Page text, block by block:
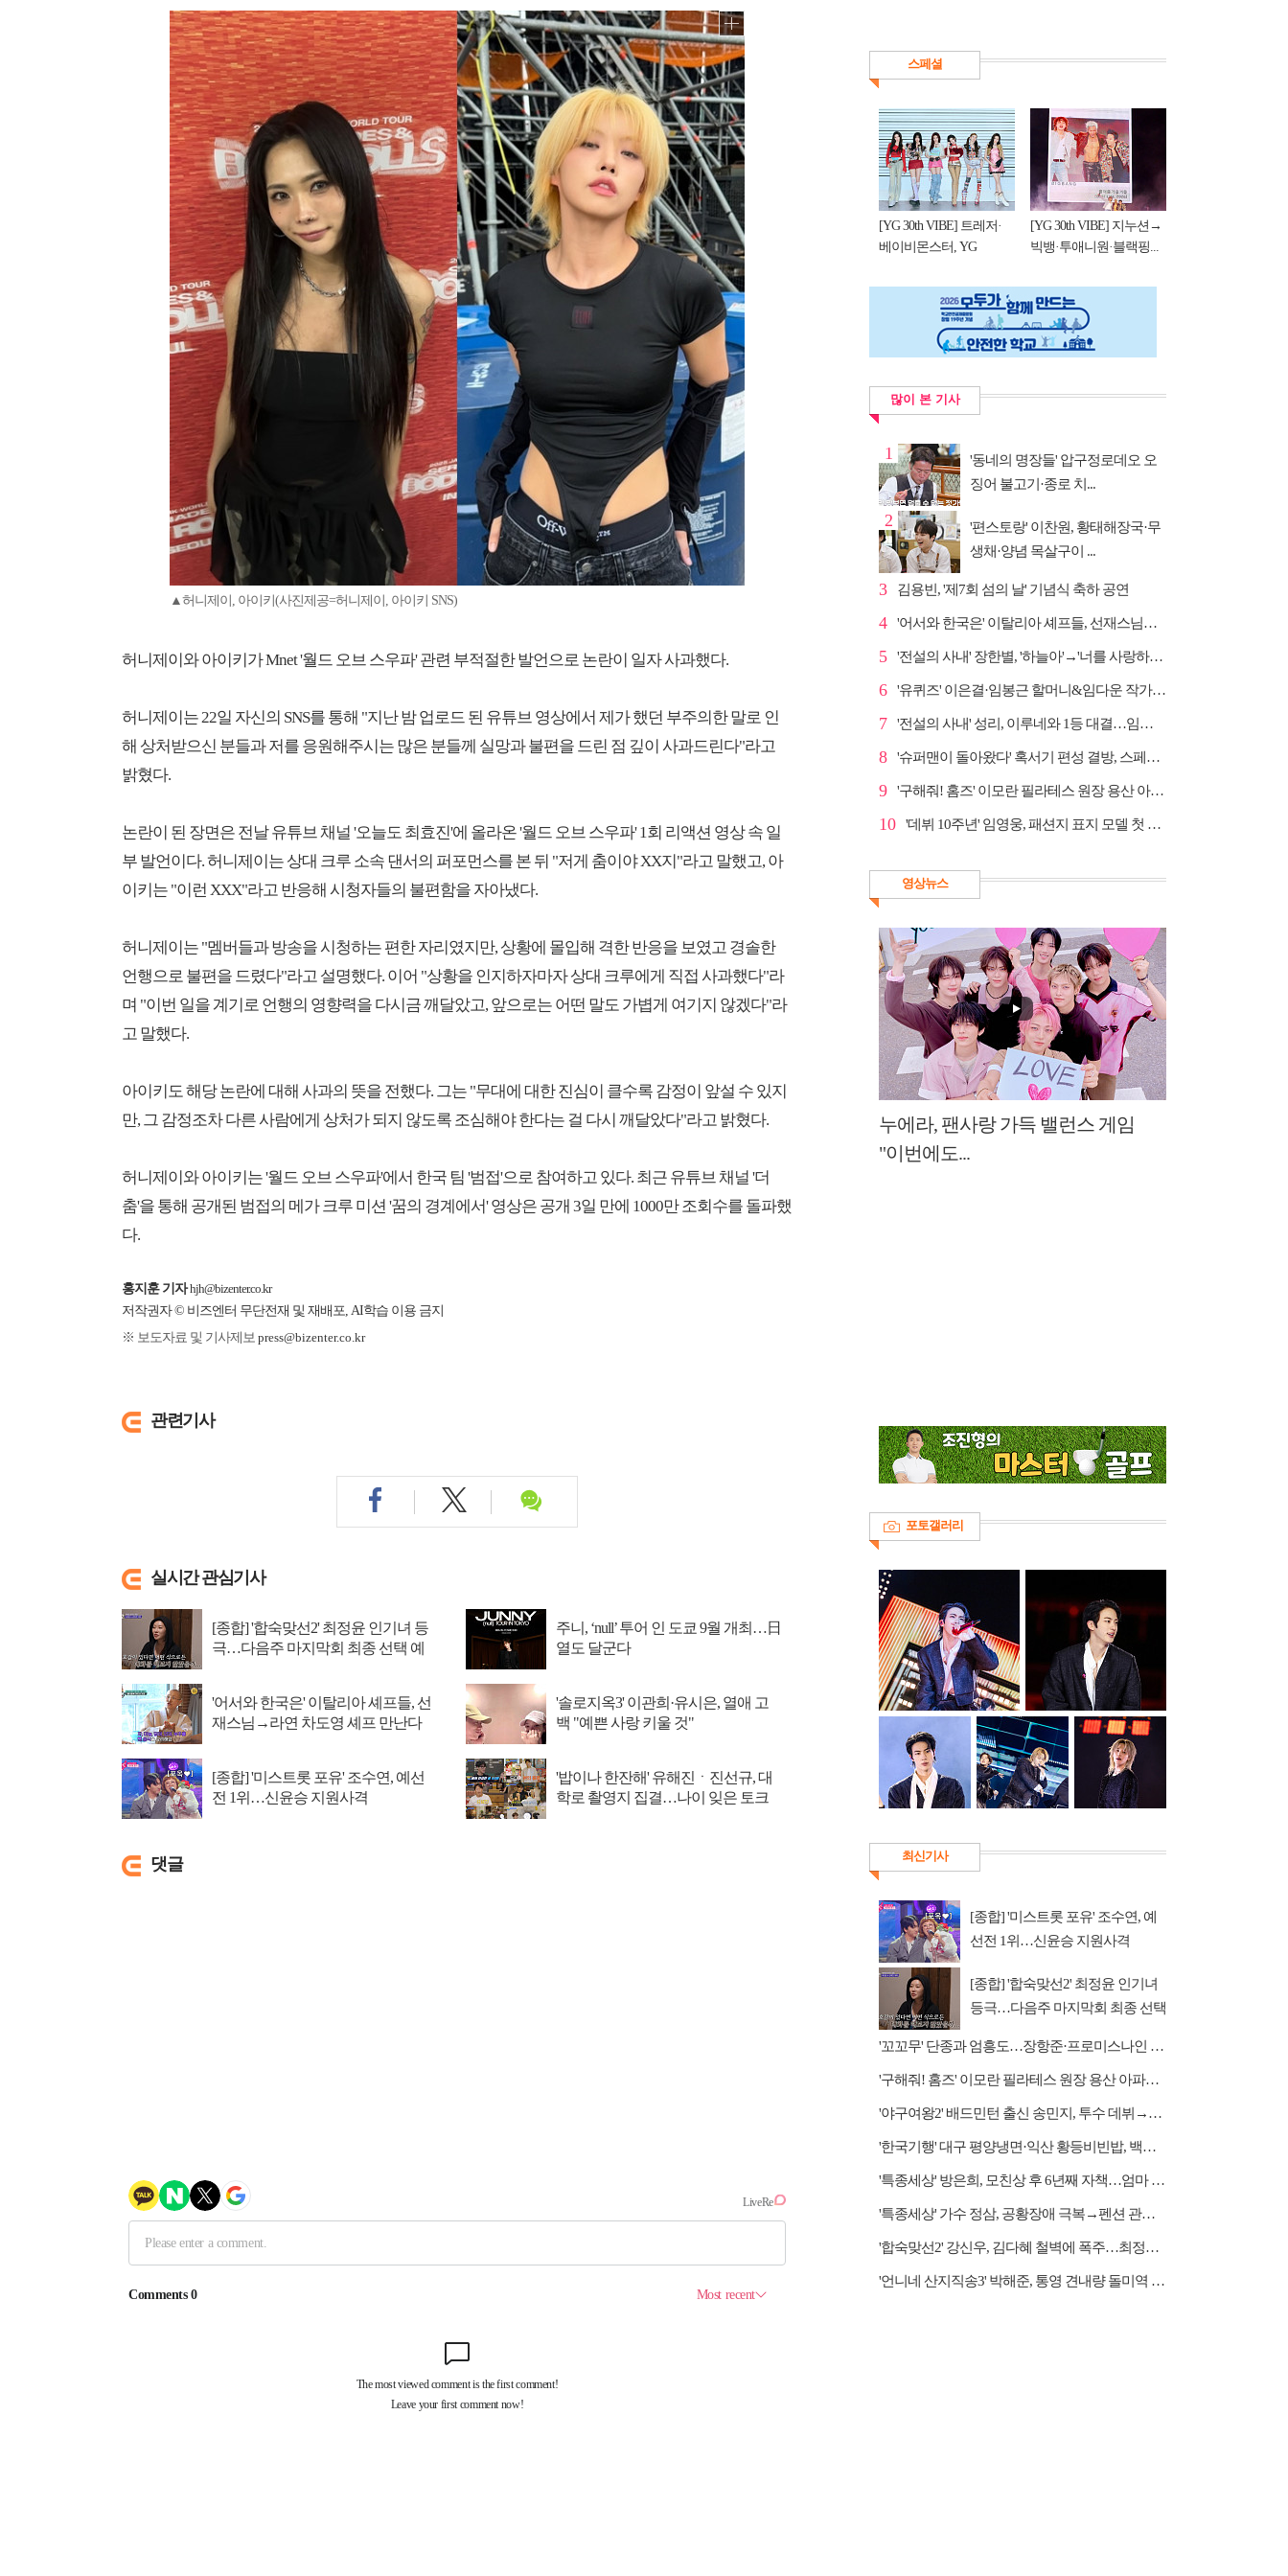
▲허니제이, 아이키(사진제공=허니제이, 아이키 SNS)
허니제이와 아이키가 Mnet '월드 오브 스우파' 관련 부적절한 발언으로 논란이 일자 사과했다.
허니제이는 22일 자신의 SNS를 통해 "지난 밤 업로드 된 유튜브 영상에서 제가 했던 부주의한 말로 인
해 상처받으신 분들과 저를 응원해주시는 많은 분들께 실망과 불편을 드린 점 깊이 사과드린다"라고
밝혔다.
논란이 된 장면은 전날 유튜브 채널 '오늘도 최효진'에 올라온 '월드 오브 스우파' 1회 리액션 영상 속 일
부 발언이다. 허니제이는 상대 크루 소속 댄서의 퍼포먼스를 본 뒤 "저게 춤이야 XX지"라고 말했고, 아
이키는 "이런 XXX"라고 반응해 시청자들의 불편함을 자아냈다.
허니제이는 "멤버들과 방송을 시청하는 편한 자리였지만, 상황에 몰입해 격한 반응을 보였고 경솔한
언행으로 불편을 드렸다"라고 설명했다. 이어 "상황을 인지하자마자 상대 크루에게 직접 사과했다"라
며 "이번 일을 계기로 언행의 영향력을 다시금 깨달았고, 앞으로는 어떤 말도 가볍게 여기지 않겠다"라
고 말했다.
아이키도 해당 논란에 대해 사과의 뜻을 전했다. 그는 "무대에 대한 진심이 클수록 감정이 앞설 수 있지
만, 그 감정조차 다른 사람에게 상처가 되지 않도록 조심해야 한다는 걸 다시 깨달았다"라고 밝혔다.
허니제이와 아이키는 '월드 오브 스우파'에서 한국 팀 '범접'으로 참여하고 있다. 최근 유튜브 채널 '더
춤'을 통해 공개된 범접의 메가 크루 미션 '꿈의 경계에서' 영상은 공개 3일 만에 1000만 조회수를 돌파했
다.
홍지훈 기자 hjh@bizenter.co.kr
저작권자 © 비즈엔터 무단전재 및 재배포, AI학습 이용 금지
※ 보도자료 및 기사제보 press@bizenter.co.kr
관련기사
실시간 관심기사
[종합] '합숙맞선2' 최정윤 인기녀 등
극…다음주 마지막회 최종 선택 예
주니, ‘null’ 투어 인 도쿄 9월 개최…日
열도 달군다
'어서와 한국은' 이탈리아 셰프들, 선
재스님→라연 차도영 셰프 만난다
'솔로지옥3' 이관희·유시은, 열애 고
백 "예쁜 사랑 키울 것"
[종합] '미스트롯 포유' 조수연, 예선
전 1위…신윤승 지원사격
'밥이나 한잔해' 유해진ㆍ진선규, 대
학로 촬영지 집결…나이 잊은 토크
댓글
스페셜
[YG 30th VIBE] 트레저·
베이비몬스터, YG
[YG 30th VIBE] 지누션→
빅뱅·투애니원·블랙핑...
많이 본 기사
1
'동네의 명장들' 압구정로데오 오
징어 불고기·종로 치...
2
'편스토랑' 이찬원, 황태해장국·무
생채·양념 목살구이 ...
3 김용빈, '제7회 섬의 날' 기념식 축하 공연
4 '어서와 한국은' 이탈리아 셰프들, 선재스님→라연 차도...
5 '전설의 사내' 장한별, '하늘아'→'너를 사랑하고도' 명...
6 '유퀴즈' 이은결·임봉근 할머니&임다운 작가·이승철, '...
7 '전설의 사내' 성리, 이루네와 1등 대결…임영웅 '보금...
8 '슈퍼맨이 돌아왔다' 혹서기 편성 결방, 스페셜 방송
9 '구해줘! 홈즈' 이모란 필라테스 원장 용산 아파트 방...
10 '데뷔 10주년' 임영웅, 패션지 표지 모델 첫 도전
영상뉴스
누에라, 팬사랑 가득 밸런스 게임
"이번에도...
포토갤러리
최신기사
[종합] '미스트롯 포유' 조수연, 예
선전 1위…신윤승 지원사격
[종합] '합숙맞선2' 최정윤 인기녀
등극…다음주 마지막회 최종 선택
'꼬꼬무' 단종과 엄흥도…장항준·프로미스나인 이채영·적재 게스트 출연
'구해줘! 홈즈' 이모란 필라테스 원장 용산 아파트 방문…냄비뚜껑 운동법 소개
'야구여왕2' 배드민턴 출신 송민지, 투수 데뷔→장수영 반등 예고
'한국기행' 대구 평양냉면·익산 황등비빈밥, 백년 식당의 대물림 맛
'특종세상' 방은희, 모친상 후 6년째 자책…엄마 향한 그리움 근황
'특종세상' 가수 정삼, 공황장애 극복→펜션 관리자 근황
'합숙맞선2' 강신우, 김다혜 철벽에 폭주…최정윤 두고 이인권·권예찬·문성모 경쟁
'언니네 산지직송3' 박해준, 통영 견내량 돌미역 조업 합류…루지 체험